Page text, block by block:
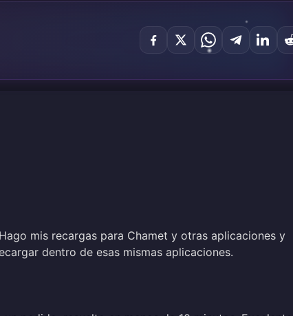
mis recargas para Chamet y otras aplicaciones y
dentro de esas mismas aplicaciones.